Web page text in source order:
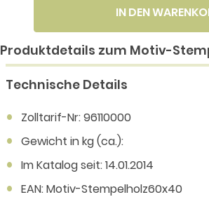
IN DEN
Produktdetails zum Motiv-
Technische Details
Zolltarif-Nr: 96110000
Gewicht in kg (ca.):
Im Katalog seit: 14.01.2014
EAN: Motiv-Stempelholz60x40